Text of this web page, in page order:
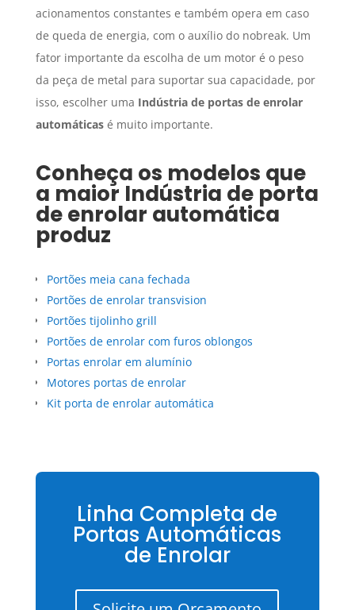
acionamentos constantes e também opera em caso
de queda de energia, com o auxílio do nobreak. Um
fator importante da escolha de um motor é o peso
da peça de metal para suportar sua capacidade, por
isso, escolher uma Indústria de portas de enrolar
automáticasé muito importante.
Conheça os modelos que
a maior Indústria de porta
de enrolar automática
produz
Portões meia cana fechada
Portões de enrolar transvision
Portões tijolinho grill
Portões de enrolar com furos oblongos
Portas enrolar em alumínio
Motores portas de enrolar
Kit porta de enrolar automática
Linha Completa de
Portas Automáticas
de Enrolar